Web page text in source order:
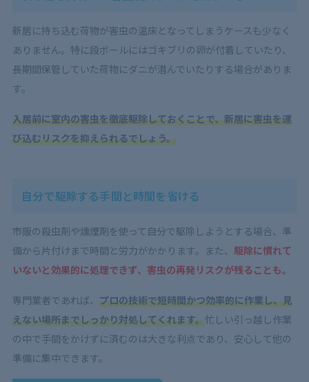
新居に持ち込む荷物が害虫の温床となってしまうケースも少なく
ありません。特に段ボールにはゴキブリの卵が付着していたり、
長期間保管していた荷物にダニが潜んでいたりする場合がありま
す。
入居前に室内の害虫を徹底駆除しておくことで、新居に害虫を運
び込むリスクを抑えられるでしょう。
自分で駆除する手間と時間を省ける
市販の殺虫剤や燻煙剤を使って自分で駆除しようとする場合、準
備から片付けまで時間と労力がかかります。また、 駆除に慣れて
いないと効果的に処理できず、害虫の再発リスクが残ることも。
専門業者であれば、 プロの技術で短時間かつ効率的に作業し、見
えない場所までしっかり対処してくれます。忙しい引っ越し作業
の中で手間をかけずに済むのは大きな利点であり、安心して他の
準備に集中できます。